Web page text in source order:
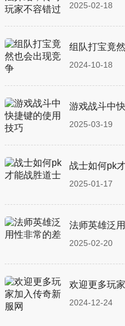
2025-02-18
组队打宝竟
2024-10-18
游戏战斗中
2025-03-19
战士如何pk
2025-01-17
法师英雄泛
2025-02-20
欢迎更多玩
2024-12-24